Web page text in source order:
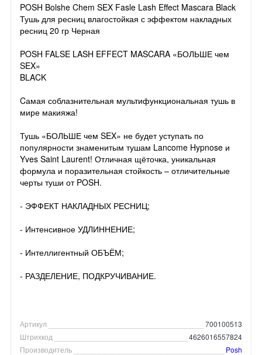
POSH Bolshe Chem SEX Fasle Lash Effect Mascara Black
Тушь для ресниц влагостойкая с эффектом накладных
ресниц 20 гр Черная
POSH FALSE LASH EFFECT MASCARA «БОЛЬШЕ чем
SEX»
BLACK
Cамая соблазнительная мультифункциональная тушь в
мире макияжа!
Тушь «БОЛЬШЕ чем SEX» не будет уступать по
популярности знаменитым тушам Lancome Hypnose и
Yves Saint Laurent! Отличная щёточка, уникальная
формула и поразительная стойкость – отличительные
черты туши от POSH.
- ЭФФЕКТ НАКЛАДНЫХ РЕСНИЦ;
- Интенсивное УДЛИННЕНИЕ;
- Интеллигентный ОБЪЁМ;
- РАЗДЕЛЕНИЕ, ПОДКРУЧИВАНИЕ.
Артикул
700100513
Штрихкод
4626016557824
Производитель
Posh